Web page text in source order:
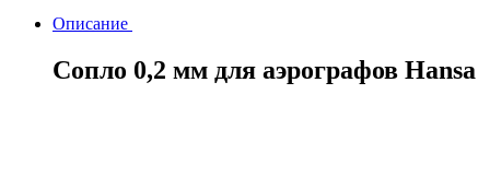
Описание
Сопло 0,2 мм для аэрографов Hansa